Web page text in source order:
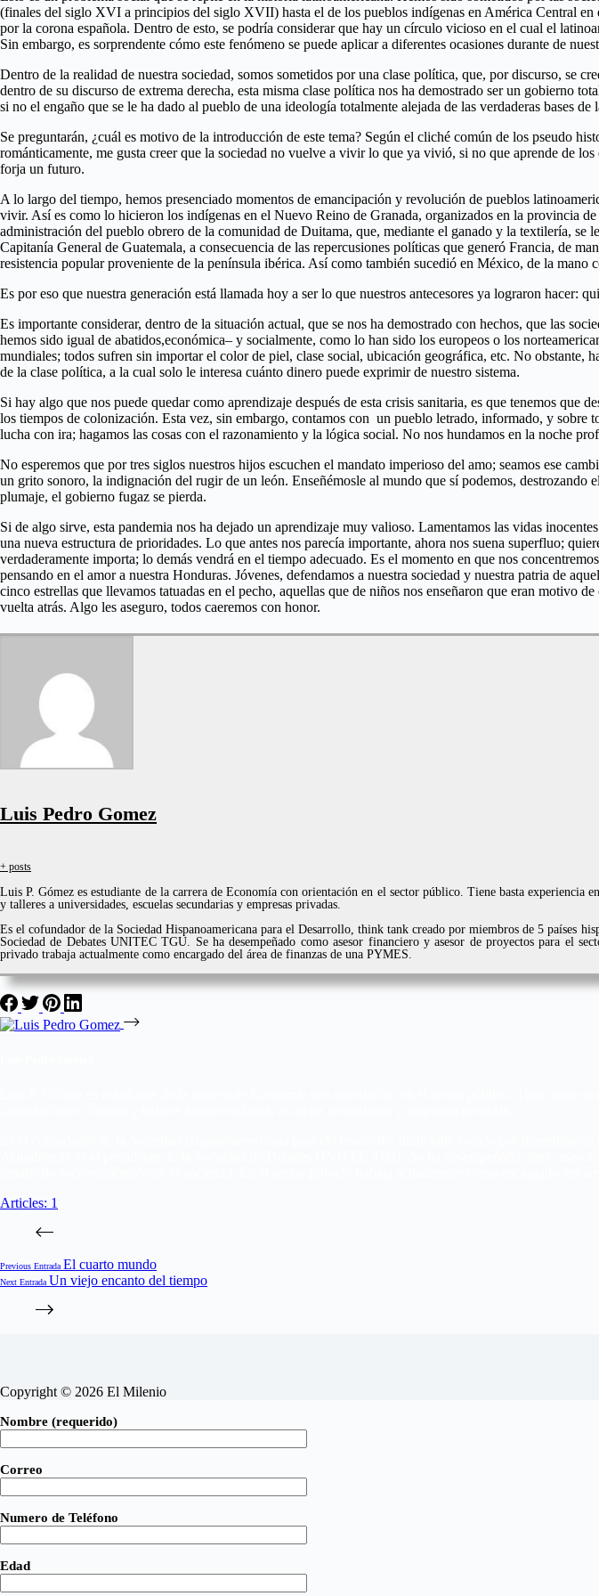
(finales del siglo XVI a principios del siglo XVII) hasta el de los pueblos indígenas en América Central
por la corona española. Dentro de esto, se podría considerar que hay un círculo vicioso en el cual el
Sin embargo, es sorprendente cómo este fenómeno se puede aplicar a diferentes ocasiones durante de
Dentro de la realidad de nuestra sociedad, somos sometidos por una clase política, que, por discurso,
dentro de su discurso de extrema derecha, esta misma clase política nos ha demostrado ser un gobierno
si no el engaño que se le ha dado al pueblo de una ideología totalmente alejada de las verdaderas bases de
Se preguntarán, ¿cuál es motivo de la introducción de este tema? Según el cliché común de los pseudo
románticamente, me gusta creer que la sociedad no vuelve a vivir lo que ya vivió, si no que aprende de
forja un futuro.
A lo largo del tiempo, hemos presenciado momentos de emancipación y revolución de pueblos
vivir. Así es como lo hicieron los indígenas en el Nuevo Reino de Granada, organizados en la provincia
administración del pueblo obrero de la comunidad de Duitama, que, mediante el ganado y la textilería, se
Capitanía General de Guatemala, a consecuencia de las repercusiones políticas que generó Francia, de
resistencia popular proveniente de la península ibérica. Así como también sucedió en México, de la
Es por eso que nuestra generación está llamada hoy a ser lo que nuestros antecesores ya lograron hacer:
Es importante considerar, dentro de la situación actual, que se nos ha demostrado con hechos, que las
hemos sido igual de abatidos,económica– y socialmente, como lo han sido los europeos o los
mundiales; todos sufren sin importar el color de piel, clase social, ubicación geográfica, etc. No obstante,
de la clase política, a la cual solo le interesa cuánto dinero puede exprimir de nuestro sistema.
Si hay algo que nos puede quedar como aprendizaje después de esta crisis sanitaria, es que tenemos
los tiempos de colonización. Esta vez, sin embargo, contamos con un pueblo letrado, informado, y sobre
lucha con ira; hagamos las cosas con el razonamiento y la lógica social. No nos hundamos en la noche
No esperemos que por tres siglos nuestros hijos escuchen el mandato imperioso del amo; seamos ese
un grito sonoro, la indignación del rugir de un león. Enseñémosle al mundo que sí podemos,
plumaje, el gobierno fugaz se pierda.
Si de algo sirve, esta pandemia nos ha dejado un aprendizaje muy valioso. Lamentamos las vidas
una nueva estructura de prioridades. Lo que antes nos parecía importante, ahora nos suena superfluo;
verdaderamente importa; lo demás vendrá en el tiempo adecuado. Es el momento en que nos
pensando en el amor a nuestra Honduras. Jóvenes, defendamos a nuestra sociedad y nuestra patria de
cinco estrellas que llevamos tatuadas en el pecho, aquellas que de niños nos enseñaron que eran motivo
vuelta atrás. Algo les aseguro, todos caeremos con honor.
Luis Pedro Gomez
+ posts
Luis P. Gómez es estudiante de la carrera de Economía con orientación en el sector público. Tiene basta experiencia
y talleres a universidades, escuelas secundarias y empresas privadas.
Es el cofundador de la Sociedad Hispanoamericana para el Desarrollo, think tank creado por miembros de 5 países
Sociedad de Debates UNITEC TGU. Se ha desempeñado como asesor financiero y asesor de proyectos para el
privado trabaja actualmente como encargado del área de finanzas de una PYMES.
Articles: 1
Previous Entrada El cuarto mundo
Next Entrada Un viejo encanto del tiempo
Copyright © 2026 El Milenio
Nombre (requerido)
Correo
Numero de Teléfono
Edad